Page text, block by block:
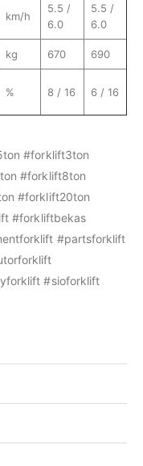
km/h
5.5 /
6.0
5.5 /
6.0
kg 670 690
% 8 / 16 6 / 16
#forklift3ton
#forklift8ton
#forklift20ton
#forkliftbekas
#partsforklift
#sioforklift